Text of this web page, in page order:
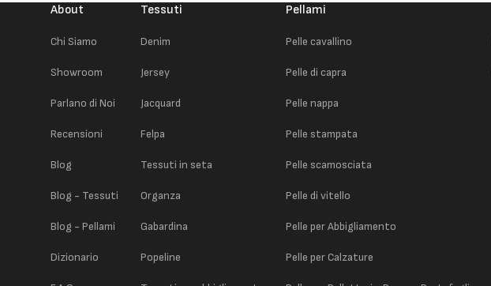
About
Chi Siamo
Showroom
Parlano di Noi
Recensioni
Blog
Blog - Tessuti
Blog - Pellami
Dizionario
Tessuti
Denim
Jersey
Jacquard
Felpa
Tessuti in seta
Organza
Gabardina
Popeline
Pellami
Pelle cavallino
Pelle di capra
Pelle nappa
Pelle stampata
Pelle scamosciata
Pelle di vitello
Pelle per Abbigliamento
Pelle per Calzature